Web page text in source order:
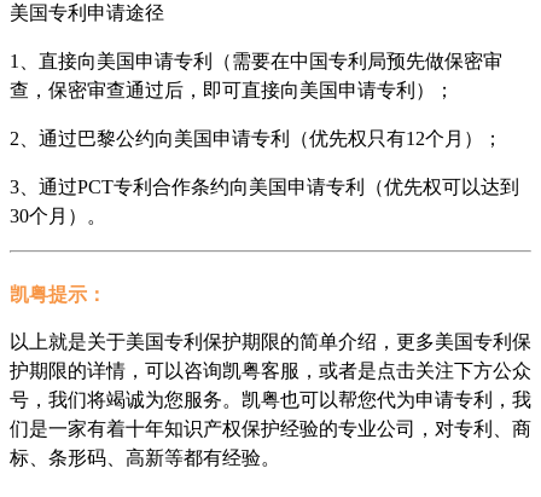
美国专利申请途径
1、直接向美国申请专利（需要在中国专利局预先做保密审
查，保密审查通过后，即可直接向美国申请专利）；
2、通过巴黎公约向美国申请专利（优先权只有12个月）；
3、通过PCT专利合作条约向美国申请专利（优先权可以达到
30个月）。
凯粤提示：
以上就是关于美国专利保护期限的简单介绍，更多美国专利保
护期限的详情，可以咨询凯粤客服，或者是点击关注下方公众
号，我们将竭诚为您服务。凯粤也可以帮您代为申请专利，我
们是一家有着十年知识产权保护经验的专业公司，对专利、商
标、条形码、高新等都有经验。